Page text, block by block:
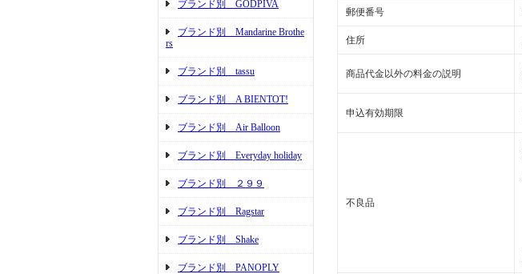
ブランド別 GODPIVA
ブランド別 Mandarine Brothe
rs
ブランド別 tassu
ブランド別 A BIENTOT!
ブランド別 Air Balloon
ブランド別 Everyday holiday
ブランド別 ２９９
ブランド別 Ragstar
ブランド別 Shake
ブランド別 PANOPLY
郵便番号
住所
商品代金以外の料金の説明
申込有効期限
不良品